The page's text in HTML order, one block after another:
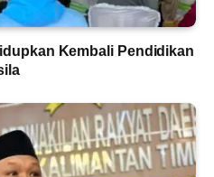
Kembali Pendidikan